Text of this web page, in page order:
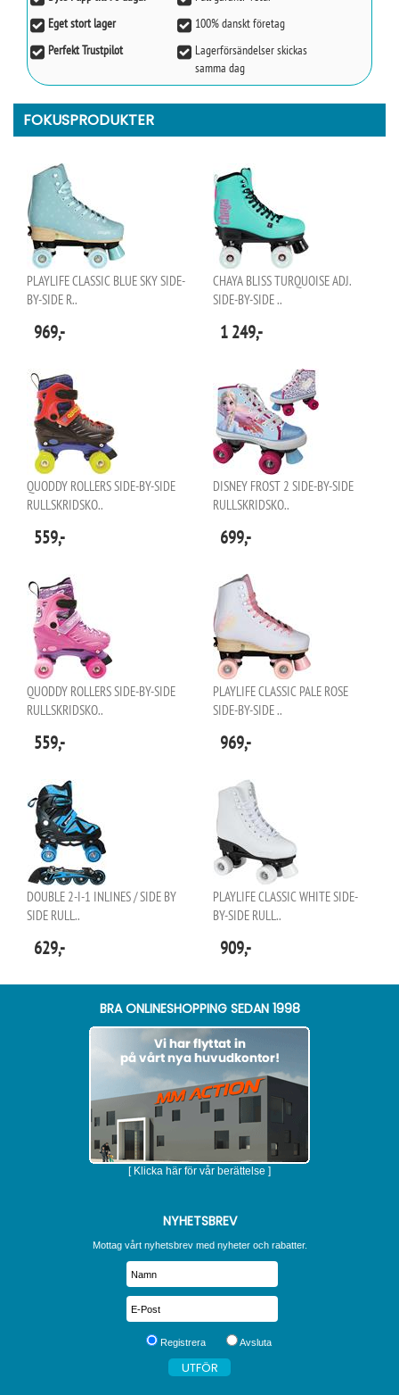
Eget stort lager
100% danskt företag
Perfekt Trustpilot
Lagerförsändelser skickas
samma dag
FOKUSPRODUKTER
PLAYLIFE CLASSIC BLUE SKY SIDE-
BY-SIDE R..
969,-
CHAYA BLISS TURQUOISE ADJ.
SIDE-BY-SIDE ..
1 249,-
QUODDY ROLLERS SIDE-BY-SIDE
RULLSKRIDSKO..
559,-
DISNEY FROST 2 SIDE-BY-SIDE
RULLSKRIDSKO..
699,-
QUODDY ROLLERS SIDE-BY-SIDE
RULLSKRIDSKO..
559,-
PLAYLIFE CLASSIC PALE ROSE
SIDE-BY-SIDE ..
969,-
DOUBLE 2-I-1 INLINES / SIDE BY
SIDE RULL..
629,-
PLAYLIFE CLASSIC WHITE SIDE-
BY-SIDE RULL..
909,-
BRA ONLINESHOPPING SEDAN 1998
[ Klicka här för vår berättelse ]
NYHETSBREV
Mottag vårt nyhetsbrev med nyheter och rabatter.
Registrera Avsluta